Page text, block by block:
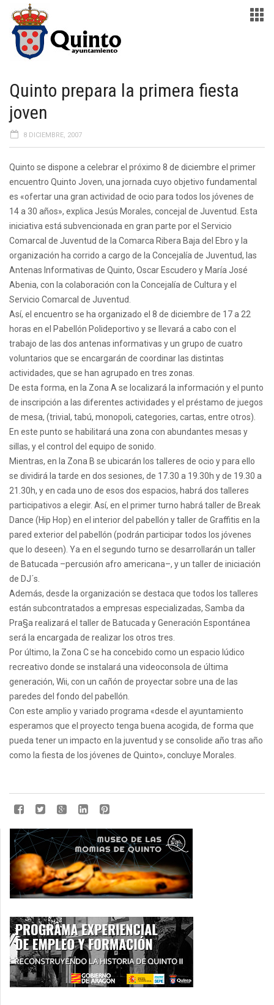
Quinto prepara la primera fiesta
joven
8 DICIEMBRE, 2007
Quinto se dispone a celebrar el próximo 8 de diciembre el primer
encuentro Quinto Joven, una jornada cuyo objetivo fundamental
es «ofertar una gran actividad de ocio para todos los jóvenes de
14 a 30 años», explica Jesús Morales, concejal de Juventud. Esta
iniciativa está subvencionada en gran parte por el Servicio
Comarcal de Juventud de la Comarca Ribera Baja del Ebro y la
organización ha corrido a cargo de la Concejalía de Juventud, las
Antenas Informativas de Quinto, Oscar Escudero y María José
Abenia, con la colaboración con la Concejalía de Cultura y el
Servicio Comarcal de Juventud.
Así, el encuentro se ha organizado el 8 de diciembre de 17 a 22
horas en el Pabellón Polideportivo y se llevará a cabo con el
trabajo de las dos antenas informativas y un grupo de cuatro
voluntarios que se encargarán de coordinar las distintas
actividades, que se han agrupado en tres zonas.
De esta forma, en la Zona A se localizará la información y el punto
de inscripción a las diferentes actividades y el préstamo de juegos
de mesa, (trivial, tabú, monopoli, categories, cartas, entre otros).
En este punto se habilitará una zona con abundantes mesas y
sillas, y el control del equipo de sonido.
Mientras, en la Zona B se ubicarán los talleres de ocio y para ello
se dividirá la tarde en dos sesiones, de 17.30 a 19.30h y de 19.30 a
21.30h, y en cada uno de esos dos espacios, habrá dos talleres
participativos a elegir. Así, en el primer turno habrá taller de Break
Dance (Hip Hop) en el interior del pabellón y taller de Graffitis en la
pared exterior del pabellón (podrán participar todos los jóvenes
que lo deseen). Ya en el segundo turno se desarrollarán un taller
de Batucada –percusión afro americana–, y un taller de iniciación
de DJ´s.
Además, desde la organización se destaca que todos los talleres
están subcontratados a empresas especializadas, Samba da
Pra§a realizará el taller de Batucada y Generación Espontánea
será la encargada de realizar los otros tres.
Por último, la Zona C se ha concebido como un espacio lúdico
recreativo donde se instalará una videoconsola de última
generación, Wii, con un cañón de proyectar sobre una de las
paredes del fondo del pabellón.
Con este amplio y variado programa «desde el ayuntamiento
esperamos que el proyecto tenga buena acogida, de forma que
pueda tener un impacto en la juventud y se consolide año tras año
como la fiesta de los jóvenes de Quinto», concluye Morales.